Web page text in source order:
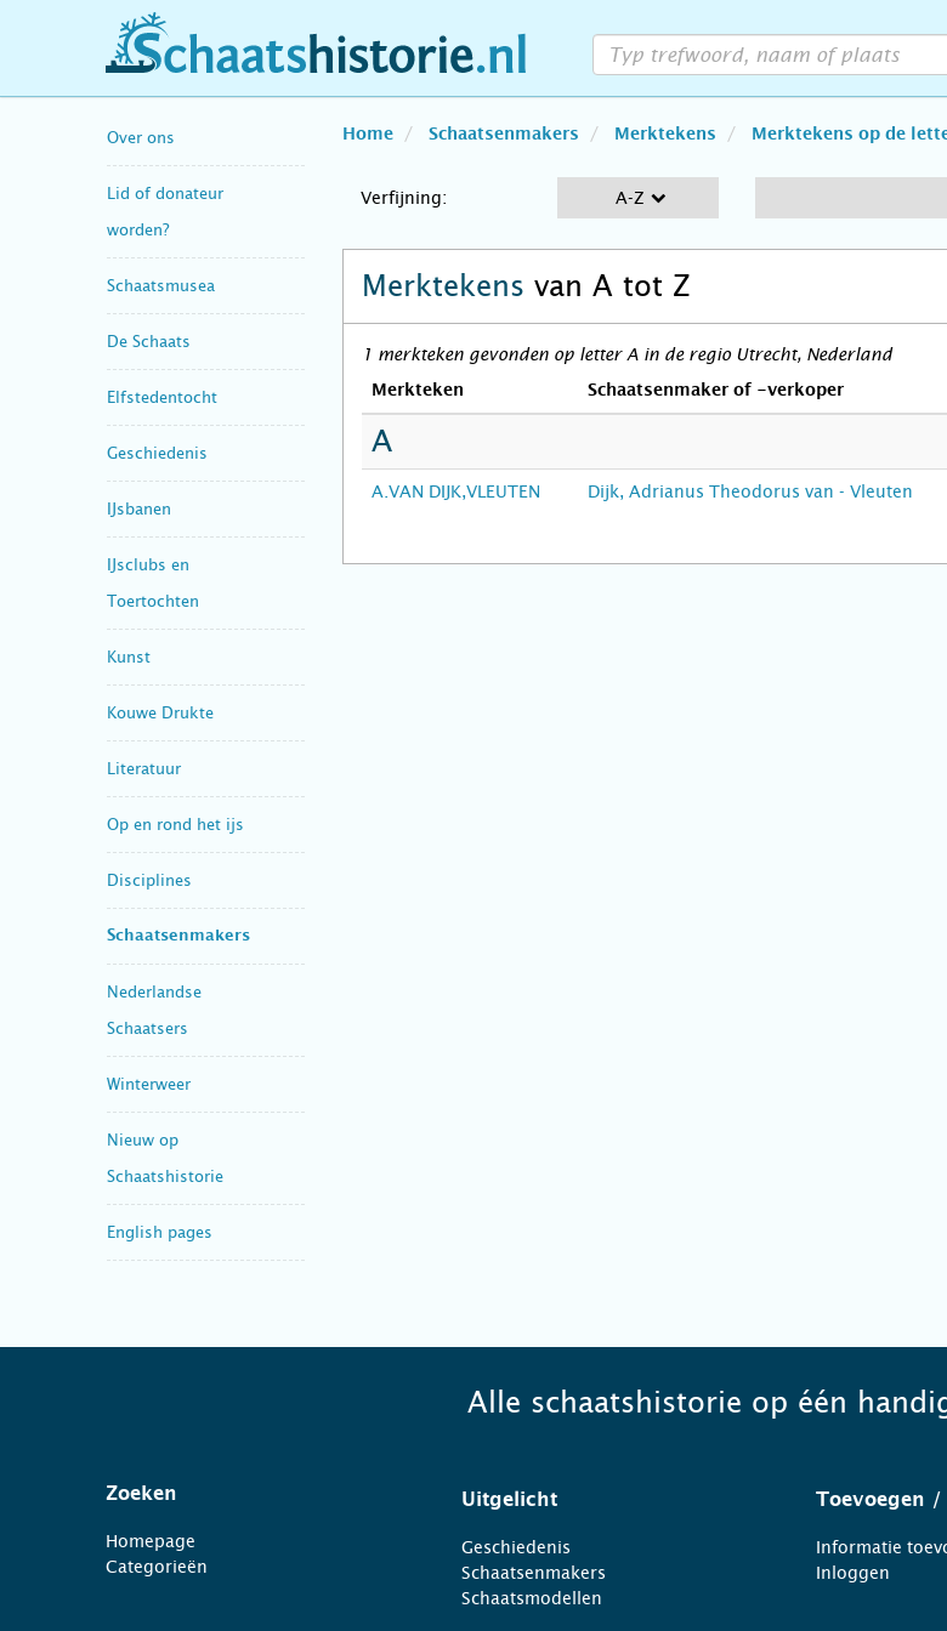
schaatshistorie.nl
Over ons
Lid of donateur
worden?
Schaatsmusea
De Schaats
Elfstedentocht
Geschiedenis
IJsbanen
IJsclubs en
Toertochten
Kunst
Kouwe Drukte
Literatuur
Op en rond het ijs
Disciplines
Schaatsenmakers
Nederlandse
Schaatsers
Winterweer
Nieuw op
Schaatshistorie
English pages
Home Schaatsenmakers Merktekens Merktekens op de
Verfijning: A-Z
Merktekens van A tot Z
1 merkteken gevonden op letter A in de regio Utrecht, Nederland
Merkteken Schaatsenmaker of -verkoper
A
A.VAN DIJK,VLEUTEN Dijk, Adrianus Theodorus van - Vleuten
Alle schaatshistorie op één
Zoeken
Homepage
Categorieën
Uitgelicht
Geschiedenis
Schaatsenmakers
Schaatsmodellen
Toevoegen /
Informatie
Inloggen